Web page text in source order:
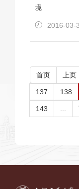
境
2016-03-
首页 上页
137 138
143